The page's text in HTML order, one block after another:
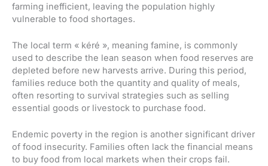
farming inefficient, leaving the population highly
vulnerable to food shortages.
The local term « kéré », meaning famine, is commonly
used to describe the lean season when food reserves are
depleted before new harvests arrive. During this period,
families reduce both the quantity and quality of meals,
often resorting to survival strategies such as selling
essential goods or livestock to purchase food.
Endemic poverty in the region is another significant driver
of food insecurity. Families often lack the financial means
to buy food from local markets when their crops fail.